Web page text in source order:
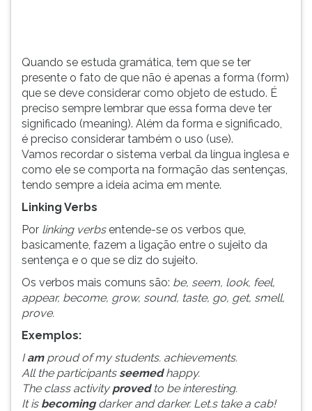
deve
considerar
como
objeto...
Para
pausar
leitura
pressione
(primeira
tecla
esquerda
pressione
(primeira
tecla
direita
Quando se estuda gramática, tem que se ter
presente o fato de que não é apenas a forma (form)
que se deve considerar como objeto de estudo. É
preciso sempre lembrar que essa forma deve ter
significado (meaning). Além da forma e significado,
é preciso considerar também o uso (use).
Vamos recordar o sistema verbal da língua inglesa e
como ele se comporta na formação das sentenças,
tendo sempre a ideia acima em mente.
Linking Verbs
Por linking verbsentende-se os verbos que,
basicamente, fazem a ligação entre o sujeito da
sentença e o que se diz do sujeito.
Os verbos mais comuns são: be, seem, look, feel,
appear, become, grow, sound, taste, go, get, smell,
prove.
Exemplos:
Iamproud of my students. achievements.
All the participantsseemedhappy.
The class activity provedto be interesting.
It is becomingdarker and darker. Let.s take a cab!